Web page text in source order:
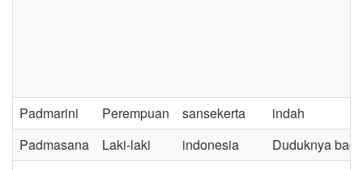
Padmarini Perempuan sansekerta
indah
Padmasana
Laki-laki indonesia
Duduknya